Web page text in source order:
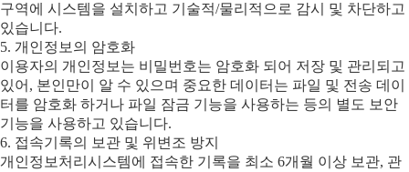
구역에 시스템을 설치하고 기술적/물리적으로 감시 및 차단하고
있습니다.
5. 개인정보의 암호화
이용자의 개인정보는 비밀번호는 암호화 되어 저장 및 관리되고
있어, 본인만이 알 수 있으며 중요한 데이터는 파일 및 전송 데이
터를 암호화 하거나 파일 잠금 기능을 사용하는 등의 별도 보안
기능을 사용하고 있습니다.
6. 접속기록의 보관 및 위변조 방지
개인정보처리시스템에 접속한 기록을 최소 6개월 이상 보관, 관